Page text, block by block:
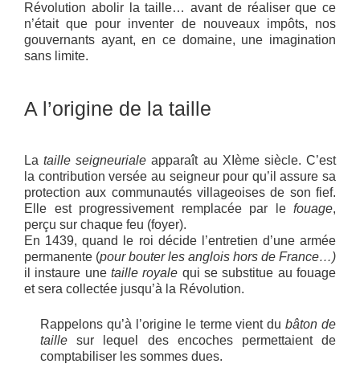
Révolution abolir la taille… avant de réaliser que ce
n’était que pour inventer de nouveaux impôts, nos
gouvernants ayant, en ce domaine, une imagination
sans limite.
A l’origine de la taille
Lataille seigneurialeapparaît au XIème siècle. C’est
la contribution versée au seigneur pour qu’il assure sa
protection aux communautés villageoises de son fief.
Elle est progressivement remplacée par le fouage,
perçu sur chaque feu (foyer).
En 1439, quand le roi décide l’entretien d’une armée
permanente (pour bouter les anglois hors de France…)
il instaure une taille royale qui se substitue au fouage
et sera collectée jusqu’à la Révolution.
Rappelons qu’à l’origine le terme vient dubâton de
taille sur lequel des encoches permettaient de
comptabiliser les sommes dues.